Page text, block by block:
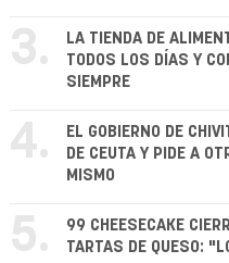
3.
LA TIENDA DE
TODOS LOS DÍAS Y
SIEMPRE
4.
EL GOBIERNO DE
DE CEUTA Y PIDE A
MISMO
5.
99 CHEESECAKE
TARTAS DE QUESO: